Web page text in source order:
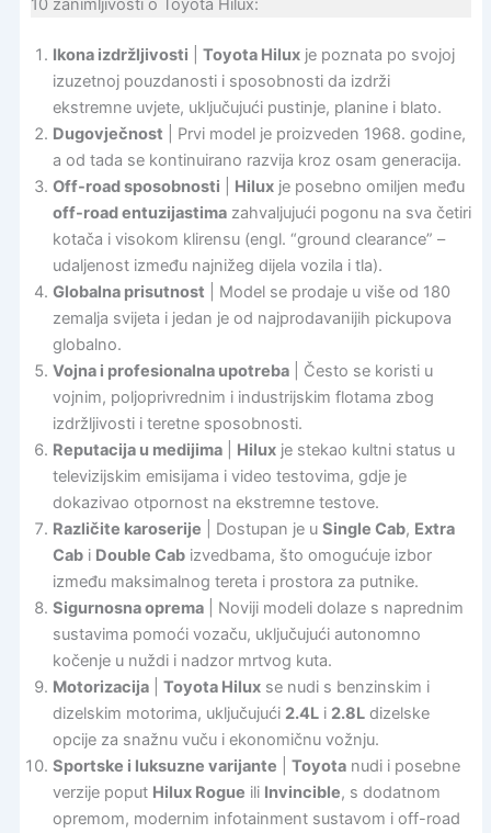
10 zanimljivosti o Toyota Hilux:
Ikona izdržljivosti Toyota Hiluxje poznata po svojoj
izuzetnoj pouzdanosti i sposobnosti da izdrži
ekstremne uvjete, uključujući pustinje, planine i blato.
Dugovječnost | Prvi model je proizveden 1968. godine,
a od tada se kontinuirano razvija kroz osam generacija.
Off-road sposobnosti
Hiluxje posebno omiljen među
off-road entuzijastimazahvaljujući pogonu na sva četiri
kotača i visokom klirensu (engl. “ground clearance” –
udaljenost između najnižeg dijela vozila i tla).
Globalna prisutnost | Model se prodaje u više od 180
zemalja svijeta i jedan je od najprodavanijih pickupova
globalno.
Vojna i profesionalna upotreba| Često se koristi u
vojnim, poljoprivrednim i industrijskim flotama zbog
izdržljivosti i teretne sposobnosti.
Reputacija u medijima| Hiluxje stekao kultni status u
televizijskim emisijama i video testovima, gdje je
dokazivao otpornost na ekstremne testove.
Različite karoserije | Dostupan je u Single Cab, Extra
Cabi Double Cabizvedbama, što omogućuje izbor
između maksimalnog tereta i prostora za putnike.
Sigurnosna oprema| Noviji modeli dolaze s naprednim
sustavima pomoći vozaču, uključujući autonomno
kočenje u nuždi i nadzor mrtvog kuta.
Motorizacija| Toyota Hiluxse nudi s benzinskim i
dizelskim motorima, uključujući 2.4Li 2.8Ldizelske
opcije za snažnu vuču i ekonomičnu vožnju.
Sportske i luksuzne varijante
Toyotanudi i posebne
verzije poput Hilux Rogue ili Invincible, s dodatnom
opremom, modernim infotainment sustavom i off-road